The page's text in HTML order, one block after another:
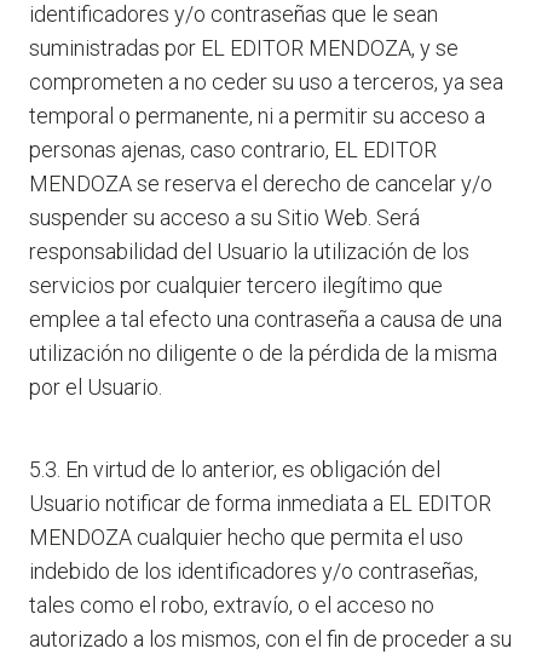
identificadores y/o contraseñas que le sean
suministradas por EL EDITOR MENDOZA, y se
comprometen a no ceder su uso a terceros, ya sea
temporal o permanente, ni a permitir su acceso a
personas ajenas, caso contrario, EL EDITOR
MENDOZA se reserva el derecho de cancelar y/o
suspender su acceso a su Sitio Web. Será
responsabilidad del Usuario la utilización de los
servicios por cualquier tercero ilegítimo que
emplee a tal efecto una contraseña a causa de una
utilización no diligente o de la pérdida de la misma
por el Usuario.
5.3. En virtud de lo anterior, es obligación del
Usuario notificar de forma inmediata a EL EDITOR
MENDOZA cualquier hecho que permita el uso
indebido de los identificadores y/o contraseñas,
tales como el robo, extravío, o el acceso no
autorizado a los mismos, con el fin de proceder a su